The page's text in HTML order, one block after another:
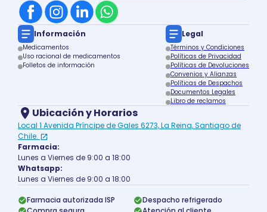
Información
Medicamentos
Uso racional de medicamentos
Folletos de información
Legal
Términos y Condiciones
Políticas de Privacidad
Políticas de Devoluciones
Convenios y Alianzas
Políticas de Despachos
Documentos Legales
Libro de reclamos
Ubicación y Horarios
Local 1 Avenida Príncipe de Gales 6273, La Reina, Santiago de
Chile.
Farmacia:
Lunes a Viernes de 9:00 a 18:00
Whatsapp:
Lunes a Viernes de 9:00 a 18:00
Farmacia autorizada ISP
Despacho refrigerado